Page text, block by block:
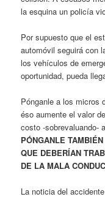
la esquina un policía
Por supuesto que el
automóvil seguirá con
los vehículos de
oportunidad, pueda
Pónganle a los micros
éso aumente el valor
costo -sobrevaluando-
PÓNGANLE
QUE DEBERÍAN
DE LA MALA
La noticia del